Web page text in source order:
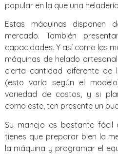
popular en la que una
Estas máquinas disponen
mercado. También
capacidades. Y así como las
máquinas de helado
cierta cantidad diferente de
(esto varía según el
variedad de costos, y si
como este, ten presente un
Su manejo es bastante fácil
tienes que preparar bien la
la máquina y programar el